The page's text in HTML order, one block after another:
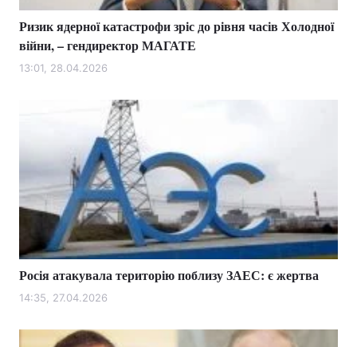
Ризик ядерної катастрофи зріс до рівня часів Холодної
війни, – гендиректор МАГАТЕ
13:01, 28.04.2026
Росія атакувала територію поблизу ЗАЕС: є жертва
14:35, 27.04.2026